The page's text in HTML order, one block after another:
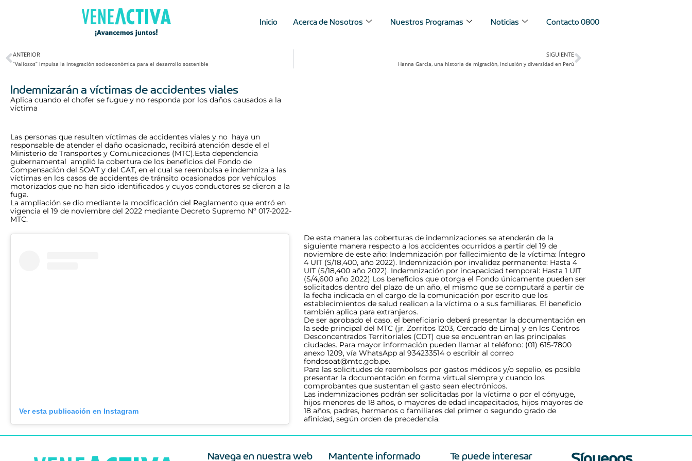
Inicio Acerca de Nosotros Nuestros Programas Noticias Contacto 0800
ANTERIOR
“Valiosos” impulsa la integración socioeconómica para el desarrollo sostenible
SIGUIENTE
Hanna García, una historia de migración, inclusión y diversidad en Perú
Indemnizarán a víctimas de accidentes viales
Aplica cuando el chofer se fugue y no responda por los daños causados a la
víctima
Las personas que resulten víctimas de accidentes viales y no haya un
responsable de atender el daño ocasionado, recibirá atención desde el el
Ministerio de Transportes y Comunicaciones (MTC).Esta dependencia
gubernamental amplió la cobertura de los beneficios del Fondo de
Compensación del SOAT y del CAT, en el cual se reembolsa e indemniza a las
víctimas en los casos de accidentes de tránsito ocasionados por vehículos
motorizados que no han sido identificados y cuyos conductores se dieron a la
fuga.
La ampliación se dio mediante la modificación del Reglamento que entró en
vigencia el 19 de noviembre del 2022 mediante Decreto Supremo Nº 017-2022-
MTC.
Ver esta publicación en Instagram
De esta manera las coberturas de indemnizaciones se atenderán de la
siguiente manera respecto a los accidentes ocurridos a partir del 19 de
noviembre de este año: Indemnización por fallecimiento de la víctima: Íntegro
4 UIT (S/18,400, año 2022). Indemnización por invalidez permanente: Hasta 4
UIT (S/18,400 año 2022). Indemnización por incapacidad temporal: Hasta 1 UIT
(S/4,600 año 2022) Los beneficios que otorga el Fondo únicamente pueden ser
solicitados dentro del plazo de un año, el mismo que se computará a partir de
la fecha indicada en el cargo de la comunicación por escrito que los
establecimientos de salud realicen a la víctima o a sus familiares. El beneficio
también aplica para extranjeros.
De ser aprobado el caso, el beneficiario deberá presentar la documentación en
la sede principal del MTC (jr. Zorritos 1203, Cercado de Lima) y en los Centros
Desconcentrados Territoriales (CDT) que se encuentran en las principales
ciudades. Para mayor información pueden llamar al teléfono: (01) 615-7800
anexo 1209, vía WhatsApp al 934233514 o escribir al correo
fondosoat@mtc.gob.pe.
Para las solicitudes de reembolsos por gastos médicos y/o sepelio, es posible
presentar la documentación en forma virtual siempre y cuando los
comprobantes que sustentan el gasto sean electrónicos.
Las indemnizaciones podrán ser solicitadas por la víctima o por el cónyuge,
hijos menores de 18 años, o mayores de edad incapacitados, hijos mayores de
18 años, padres, hermanos o familiares del primer o segundo grado de
afinidad, según orden de precedencia.
Navega en nuestra web Mantente informado Te puede interesar